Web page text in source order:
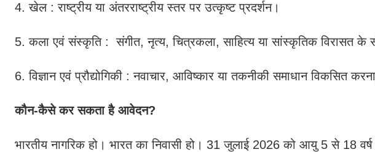
4. खेल : राष्ट्रीय या अंतरराष्ट्रीय स्तर पर उत्कृष्ट प्रदर्शन।
5. कला एवं संस्कृति : संगीत, नृत्य, चित्रकला, साहित्य या सांस्कृतिक विरासत के
6. विज्ञान एवं प्रौद्योगिकी : नवाचार, आविष्कार या तकनीकी समाधान विकसित
कौन-कैसे कर सकता है आवेदन?
भारतीय नागरिक हो। भारत का निवासी हो। 31 जुलाई 2026 को आयु 5 से 18